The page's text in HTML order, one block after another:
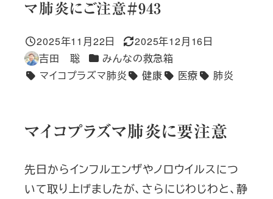
マ肺炎にご注意＃943
投稿日
2025年11月22日
更新日
2025年12月16日
著
者
吉田 聡 カテゴリー
みんなの救急箱
タグ
マイコプラズマ肺炎 健康 医療 肺炎
マイコプラズマ肺炎に要注意
先日からインフルエンザやノロウイルスにつ
いて取り上げましたが、さらにじわじわと、静